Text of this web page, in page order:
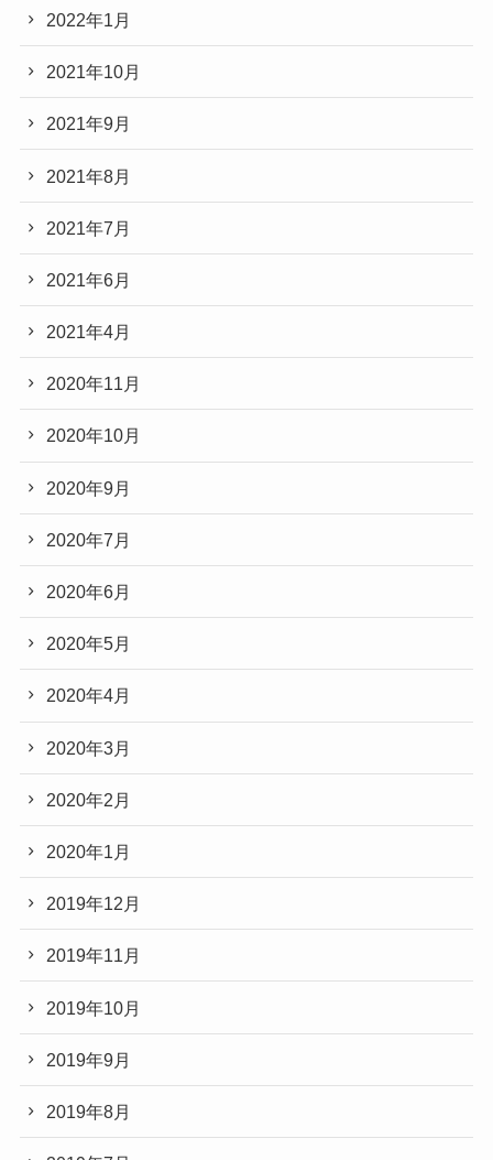
2022年1月
2021年10月
2021年9月
2021年8月
2021年7月
2021年6月
2021年4月
2020年11月
2020年10月
2020年9月
2020年7月
2020年6月
2020年5月
2020年4月
2020年3月
2020年2月
2020年1月
2019年12月
2019年11月
2019年10月
2019年9月
2019年8月